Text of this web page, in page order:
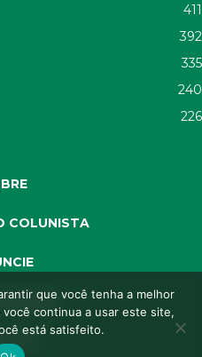
411
392
335
240
226
COLUNISTA
que você tenha a melhor
continua a usar este site,
está satisfeito.